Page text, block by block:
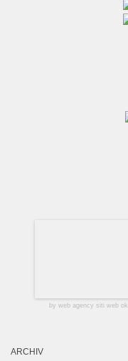
by web agency siti web ok
ARCHIV